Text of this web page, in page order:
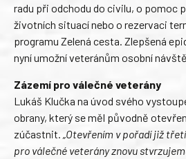
radu při odchodu do civilu, o pomoc
životních situací nebo o rezervaci
programu Zelená cesta. Zlepšená
nyní umožní veteránům osobní
Zázemí pro válečné veterány
Lukáš Klučka na úvod svého
obrany, který se měl původně
zúčastnit.
„Otevřením v pořadí již
pro válečné veterány znovu